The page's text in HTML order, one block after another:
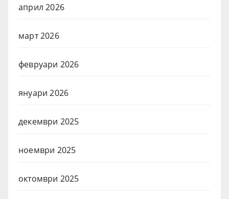
април 2026
март 2026
февруари 2026
януари 2026
декември 2025
ноември 2025
октомври 2025